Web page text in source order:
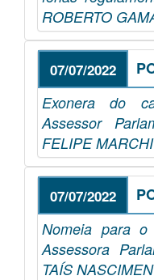
ROBERTO
07/07/2022
Exonera do
Assessor
FELIPE
07/07/2022
Nomeia para
Assessora
TAÍS